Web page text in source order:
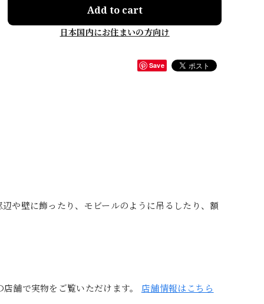
Add to cart
日本国内にお住まいの方向け
Save
や壁に飾ったり、モビールのように吊るしたり、額
舗で実物をご覧いただけます。 店舗情報はこちら